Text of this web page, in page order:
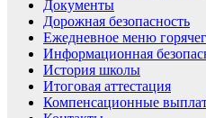
Документы
Дорожная безопасность
Ежедневное меню
Информационная
История школы
Итоговая аттестация
Компенсационные